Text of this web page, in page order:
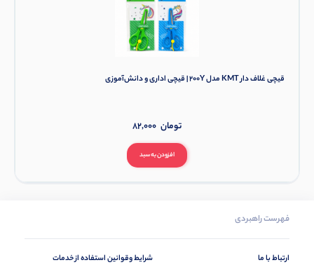
قیچی غلاف دار KMT مدل 200Y | قیچی اداری و دانش‌آموزی
افزودن به سبد
82,000 تومان
فهرست راهبردی
ارتباط با ما
شرایط وقوانین استفاده از خدمات